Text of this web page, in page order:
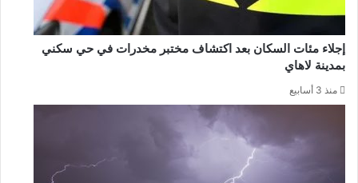
إجلاء مئات السكان بعد اكتشاف مختبر مخدرات في حي سكني
بمدينة لاهاي
منذ 3 أسابيع